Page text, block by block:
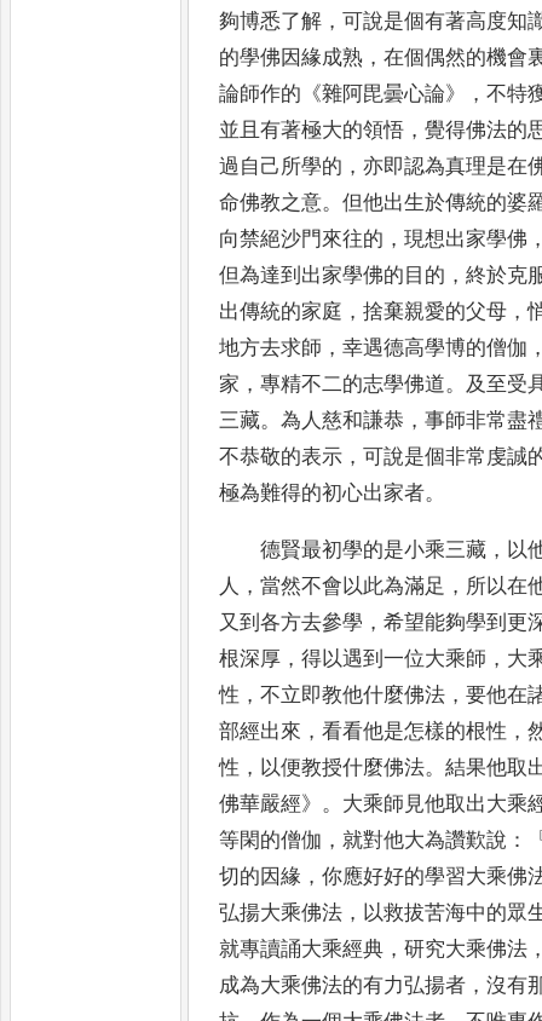
夠博悉了解 ，可說是個有著高度知
的學佛因緣成熟 ，在個偶然的機會
論師作的 《雜阿毘曇心論》，不特
並且有著極大的領悟 ，覺得佛法的
過自己所學的 ，亦即認為真理是在
命佛教之意。但他出生於傳統的婆
向禁絕沙門來往的 ，現想出家學佛
但為達到出家學佛的目的 ，終於克
出傳統的家庭 ，捨棄親愛的父母 ，
地方去求師 ，幸遇德高學博的僧伽
家 ，專精不二的志學佛道。 及至受
三藏。為人慈和謙恭 ，事師非常盡
不恭敬的表示 ，可說是個非常虔誠
極為難得的初心出家者。
德賢最初學的是小乘三藏 ， 以
人 ，當然不會以此為滿足 ， 所以在
又到各方去參學 ，希望能夠學到更
根深厚 ，得以遇到一位大乘師 ， 大
性 ，不立即教他什麼佛法 ，要他在
部經出來 ，看看他是怎樣的根性 ，
性 ， 以便教授什麼佛法。結果他取
佛華嚴經》。 大乘師見他取出大乘
等閑的僧伽 ，就對他大為讚歎說 ：
切的因緣 ，你應好好的學習大乘佛
弘揚大乘佛法 ， 以救拔苦海中的眾
就專讀誦大乘經典 ，研究大乘佛法
成為大乘佛法的有力弘揚者 ，沒有